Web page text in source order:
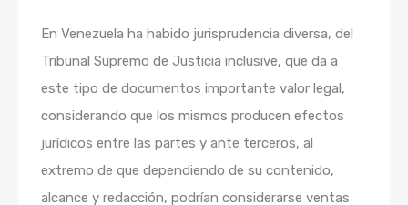
En Venezuela ha habido jurisprudencia diversa, del
Tribunal Supremo de Justicia inclusive, que da a
este tipo de documentos importante valor legal,
considerando que los mismos producen efectos
jurídicos entre las partes y ante terceros, al
extremo de que dependiendo de su contenido,
alcance y redacción, podrían considerarse ventas